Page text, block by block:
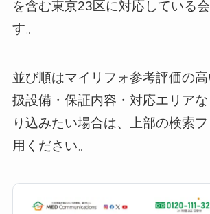
を含む東京23区に対応している
す。
並び順はマイリフォ参考評価の
扱設備・保証内容・対応エリア
り込みたい場合は、上部の検索
用ください。